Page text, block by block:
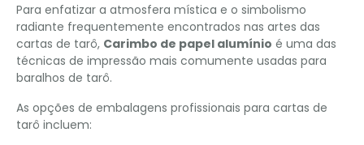
Para enfatizar a atmosfera mística e o simbolismo
radiante frequentemente encontrados nas artes das
cartas de tarô, Carimbo de papel alumínio é uma das
técnicas de impressão mais comumente usadas para
baralhos de tarô.
As opções de embalagens profissionais para cartas de
tarô incluem: